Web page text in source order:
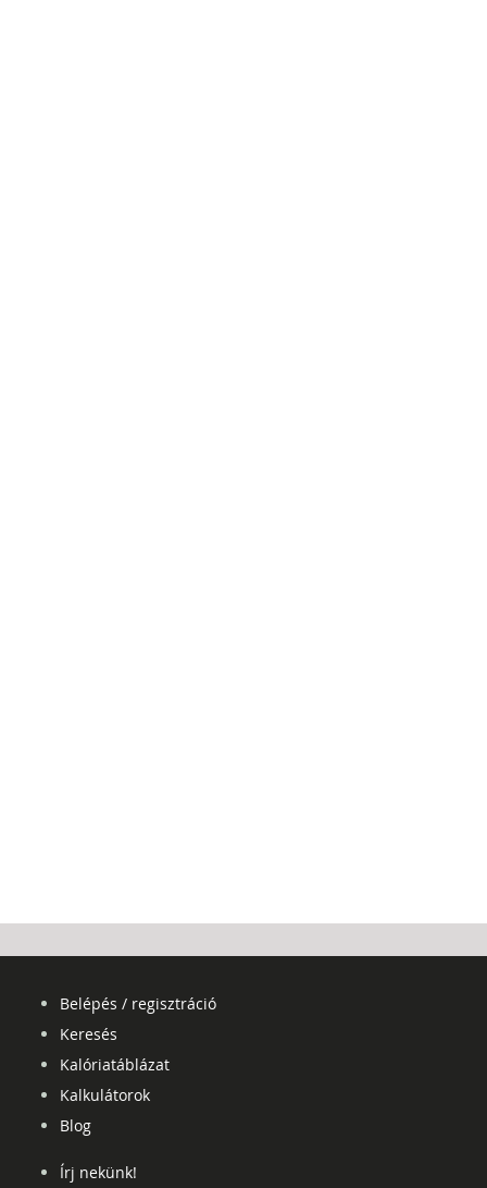
Belépés / regisztráció
Keresés
Kalóriatáblázat
Kalkulátorok
Blog
Írj nekünk!